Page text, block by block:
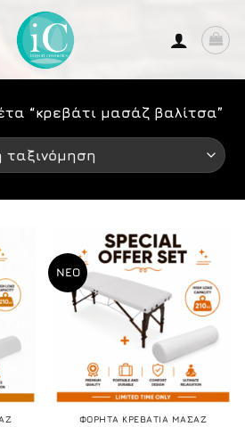
“κρεβάτι μασάζ βαλίτσα”
ΝΕΟ
ΦΟΡΗΤΑ ΚΡΕΒΑΤΙΑ ΜΑΣΑΖ